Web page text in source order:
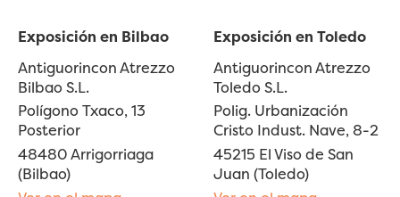
Exposición en Bilbao
Antiguorincon Atrezzo
Bilbao S.L.
Polígono Txaco, 13
Posterior
48480 Arrigorriaga
(Bilbao)
Exposición en Toledo
Antiguorincon Atrezzo
Toledo S.L.
Polig. Urbanización
Cristo Indust. Nave, 8-2
45215 El Viso de San
Juan (Toledo)